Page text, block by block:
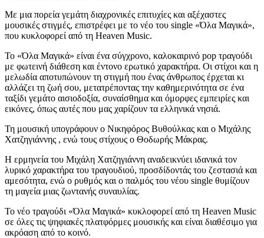
Με μια πορεία γεμάτη διαχρονικές επιτυχίες και αξέχαστες
μουσικές στιγμές, επιστρέφει με το νέο του single «Όλα Μαγικά»,
που κυκλοφορεί από τη Heaven Music.
Το «Όλα Μαγικά» είναι ένα σύγχρονο, καλοκαιρινό pop τραγούδι
με φωτεινή διάθεση και έντονο ερωτικό χαρακτήρα. Οι στίχοι και η
μελωδία αποτυπώνουν τη στιγμή που ένας άνθρωπος έρχεται κι
αλλάζει τη ζωή σου, μετατρέποντας την καθημερινότητα σε ένα
ταξίδι γεμάτο αισιοδοξία, συναίσθημα και όμορφες εμπειρίες και
εικόνες, όπως αυτές που μας χαρίζουν τα ελληνικά νησιά.
Τη μουσική υπογράφουν ο Νικηφόρος Βυθούλκας και ο Μιχάλης
Χατζηγιάννης , ενώ τους στίχους ο Θοδωρής Μάκρας.
Η ερμηνεία του Μιχάλη Χατζηγιάννη αναδεικνύει ιδανικά τον
λυρικό χαρακτήρα του τραγουδιού, προσδίδοντάς του ζεστασιά και
αμεσότητα, ενώ ο ρυθμός και ο παλμός του νέου single θυμίζουν
τη μαγεία μιας ζωντανής συναυλίας.
Το νέο τραγούδι «Όλα Μαγικά» κυκλοφορεί από τη Heaven Music
σε όλες τις ψηφιακές πλατφόρμες μουσικής και είναι διαθέσιμο για
ακρόαση από το κοινό.